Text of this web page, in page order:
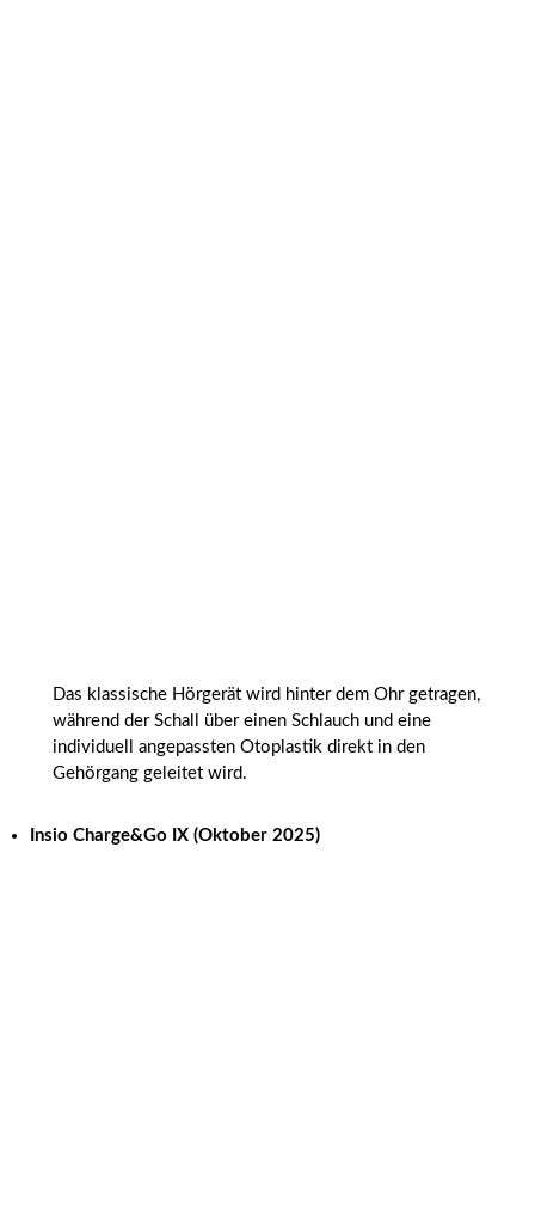
Das klassische Hörgerät wird hinter dem Ohr getragen,
während der Schall über einen Schlauch und eine
individuell angepassten Otoplastik direkt in den
Gehörgang geleitet wird.
Insio Charge&Go IX (Oktober 2025)